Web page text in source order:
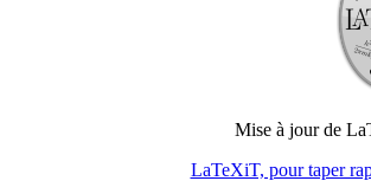
Mise à jour de
LaTeXiT, pour taper